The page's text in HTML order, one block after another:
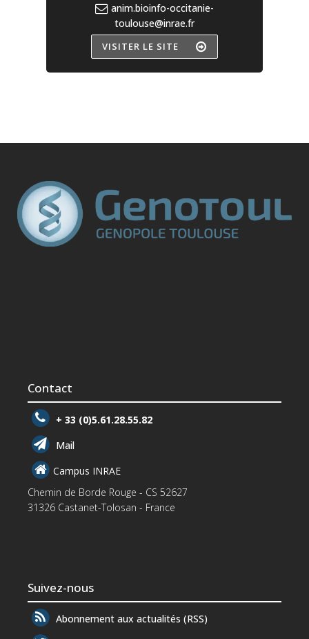
anim.bioinfo-occitanie-
toulouse@inrae.fr
VISITER LE SITE
Contact
+ 33 (0)5.61.28.55.82
Mail
Campus INRAE
Chemin de Borde Rouge - CS 52627
31326 Castanet-Tolosan - France
Suivez-nous
Abonnement aux actualités (RSS)